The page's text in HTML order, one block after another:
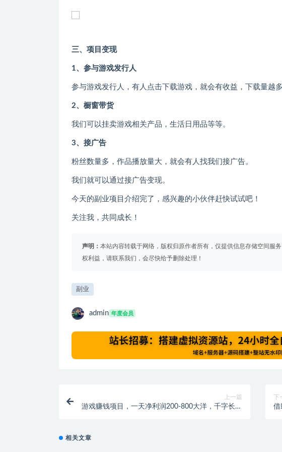
三、项目变现
1、参与游戏发行人
参与游戏发行人，有人点击下载游戏，就会有收益，下载量越
2、橱窗带货
我们可以挂卖游戏相关产品，生活日用品等等。
3、接广告
粉丝数量多，作品播放量大，就会有人找我们接广告。
我们就可以通过接广告变现。
今天的副业项目介绍完了，感兴趣的小伙伴赶快试试吧！
关注我，共同成长！
声明： 本站内容转载于网络，版权归原作者所有，仅提供信息存储空间服
权利益，请联系我们，会尽快给予删除处理！
副业
admin 年度会员
上一篇
游戏赚钱项目，一天净利润200-800大洋，千字长文
下
借
相关文章